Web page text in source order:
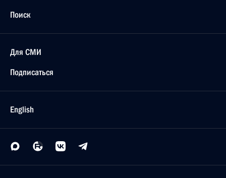
Поиск
Для СМИ
Подписаться
English